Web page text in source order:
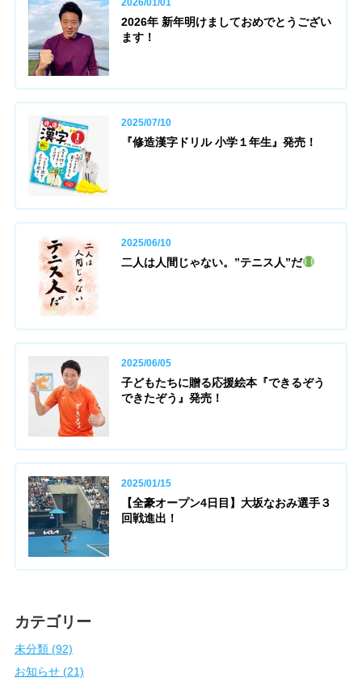
2026年 新年明けましておめでとうござい
ます！
2025/07/10
『修造漢字ドリル 小学１年生』発売！
2025/06/10
二人は人間じゃない。”テニス人”だ
2025/06/05
子どもたちに贈る応援絵本『できるぞう
できたぞう』発売！
2025/01/15
【全豪オープン4日目】大坂なおみ選手３
回戦進出！
カテゴリー
未分類 (92)
お知らせ (21)